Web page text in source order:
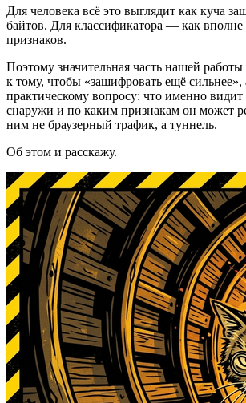
Для человека всё это выглядит как куча
байтов. Для классификатора — как
признаков.
Поэтому значительная часть нашей работы
к тому, чтобы «зашифровать ещё сильнее»,
практическому вопросу: что именно видит
снаружи и по каким признакам он может
ним не браузерный трафик, а туннель.
Об этом и расскажу.